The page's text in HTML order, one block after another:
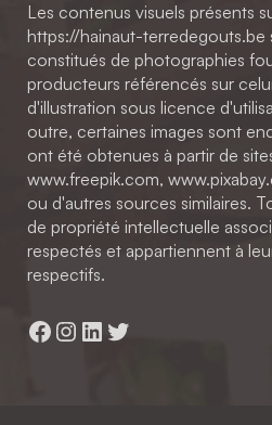
Les contenus visuels présents
https://hainaut-terredegouts.be
constitués de photographies
producteurs référencés sur
d'illustration sous licence
outre, certaines images sont
ont été obtenues à partir de
www.freepik.com,
ou d'autres sources similaires.
de propriété intellectuelle
respectés et appartiennent à
respectifs.
Facebook
Instagram
LinkedIn
Twitter